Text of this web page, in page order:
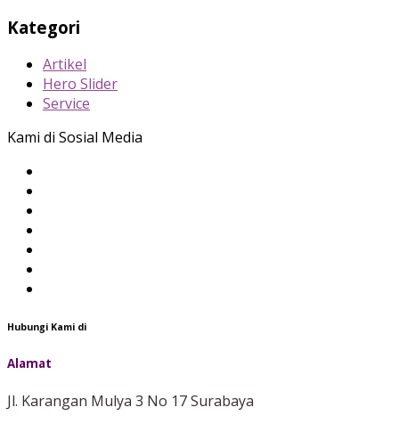
Kategori
Artikel
Hero Slider
Service
Kami di Sosial Media
Hubungi Kami di
Alamat
Jl. Karangan Mulya 3 No 17 Surabaya